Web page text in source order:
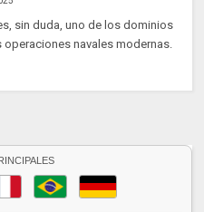
sin duda, uno de los dominios
navales modernas.